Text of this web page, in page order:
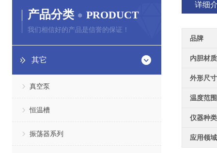
产品分类 PRODUCT
我们相信好的产品是信誉的保证！
其它
真空泵
恒温槽
振荡器系列
详细
品牌
内胆材质
外形尺寸
温度范围
仪器种类
应用领域